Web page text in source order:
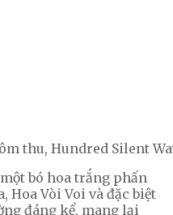
thu, Hundred Silent
bó hoa trắng phấn
Hoa Vòi Voi và đặc biệt
đáng kể, mang lại